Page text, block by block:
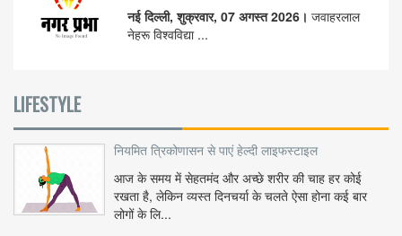
नई दिल्ली, शुक्रवार, 07 अगस्त 2026। जवाहरलाल
नेहरू विश्वविद्या ...
LIFESTYLE
नियमित त्रिकोणासन से पाएं हेल्दी लाइफस्टाइल
आज के समय में सेहतमंद और अच्छे शरीर की चाह हर कोई
रखता है, लेकिन व्यस्त दिनचर्या के चलते ऐसा होना कई बार
लोगों के लि...